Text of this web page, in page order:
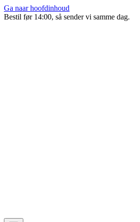
Ga naar hoofdinhoud
Bestil før 14:00, så sender vi samme dag.